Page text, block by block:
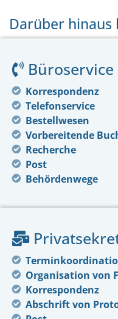
Darüber
Büroservice
Korrespondenz
Telefonservice
Bestellwesen
Vorbereitende
Recherche
Post
Behördenwege
Organisation von
Korrespondenz
Abschrift von